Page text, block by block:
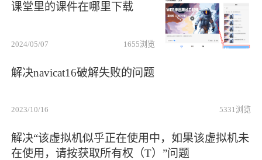
课堂里的课件在哪里下载
2024/05/07 1655浏览
解决navicat16破解失败的问题
2023/10/16 5331浏览
解决“该虚拟机似乎正在使用中，如果该虚拟机未
在使用，请按获取所有权（T）”问题